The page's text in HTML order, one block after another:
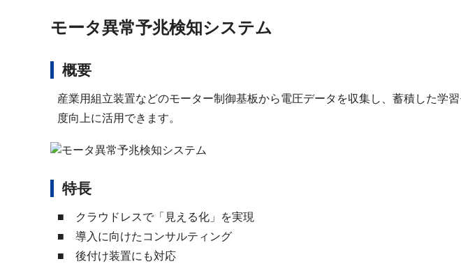
モータ異常予兆検知システム
概要
産業用組立装置などのモーター制御基板から電圧データを収集し、蓄積した学
度向上に活用できます。
特長
■ クラウドレスで「見える化」を実現
■ 導入に向けたコンサルティング
■ 後付け装置にも対応